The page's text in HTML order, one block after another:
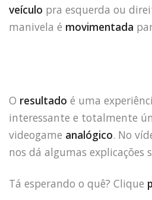
veículo pra esquerda ou
manivela é movimentada
O resultado é uma
interessante e totalmente
videogame analógico. No
nos dá algumas explicações
Tá esperando o quê? Clique